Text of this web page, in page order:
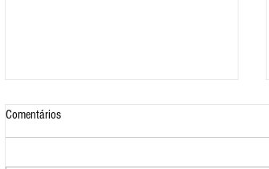
Comentários